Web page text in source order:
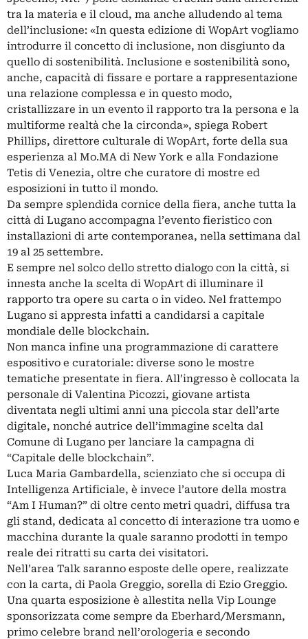
tra la materia e il cloud, ma anche alludendo al tema
dell’inclusione: «In questa edizione di WopArt vogliamo
introdurre il concetto di inclusione, non disgiunto da
quello di sostenibilità. Inclusione e sostenibilità sono,
anche, capacità di fissare e portare a rappresentazione
una relazione complessa e in questo modo,
cristallizzare in un evento il rapporto tra la persona e la
multiforme realtà che la circonda», spiega Robert
Phillips, direttore culturale di WopArt, forte della sua
esperienza al Mo.MA di New York e alla Fondazione
Tetis di Venezia, oltre che curatore di mostre ed
esposizioni in tutto il mondo.
Da sempre splendida cornice della fiera, anche tutta la
città di Lugano accompagna l’evento fieristico con
installazioni di arte contemporanea, nella settimana dal
19 al 25 settembre.
E sempre nel solco dello stretto dialogo con la città, si
innesta anche la scelta di WopArt di illuminare il
rapporto tra opere su carta o in video. Nel frattempo
Lugano si appresta infatti a candidarsi a capitale
mondiale delle blockchain.
Non manca infine una programmazione di carattere
espositivo e curatoriale: diverse sono le mostre
tematiche presentate in fiera. All’ingresso è collocata la
personale di Valentina Picozzi, giovane artista
diventata negli ultimi anni una piccola star dell’arte
digitale, nonché autrice dell’immagine scelta dal
Comune di Lugano per lanciare la campagna di
“Capitale delle blockchain”.
Luca Maria Gambardella, scienziato che si occupa di
Intelligenza Artificiale, è invece l’autore della mostra
“Am I Human?” di oltre cento metri quadri, diffusa tra
gli stand, dedicata al concetto di interazione tra uomo e
macchina durante la quale saranno prodotti in tempo
reale dei ritratti su carta dei visitatori.
Nell’area Talk saranno esposte delle opere, realizzate
con la carta, di Paola Greggio, sorella di Ezio Greggio.
Una quarta esposizione è allestita nella Vip Lounge
sponsorizzata come sempre da Eberhard/Mersmann,
primo celebre brand nell’orologeria e secondo